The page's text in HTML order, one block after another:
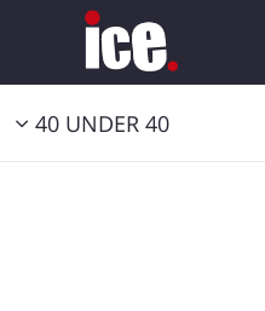
40 UNDER 40